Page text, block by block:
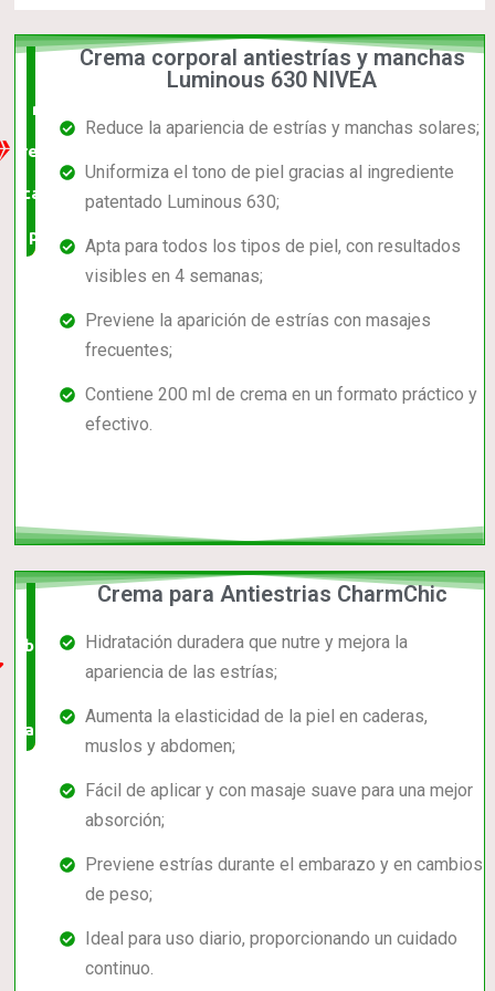
mejor
relación
calidad-
precio
Crema corporal antiestrías y manchas
Luminous 630 NIVEA
Reduce la apariencia de estrías y manchas solares;
Uniformiza el tono de piel gracias al ingrediente
patentado Luminous 630;
Apta para todos los tipos de piel, con resultados
visibles en 4 semanas;
Previene la aparición de estrías con masajes
frecuentes;
Contiene 200 ml de crema en un formato práctico y
efectivo.
barato,
valorado!
Crema para Antiestrias CharmChic
Hidratación duradera que nutre y mejora la
apariencia de las estrías;
Aumenta la elasticidad de la piel en caderas,
muslos y abdomen;
Fácil de aplicar y con masaje suave para una mejor
absorción;
Previene estrías durante el embarazo y en cambios
de peso;
Ideal para uso diario, proporcionando un cuidado
continuo.